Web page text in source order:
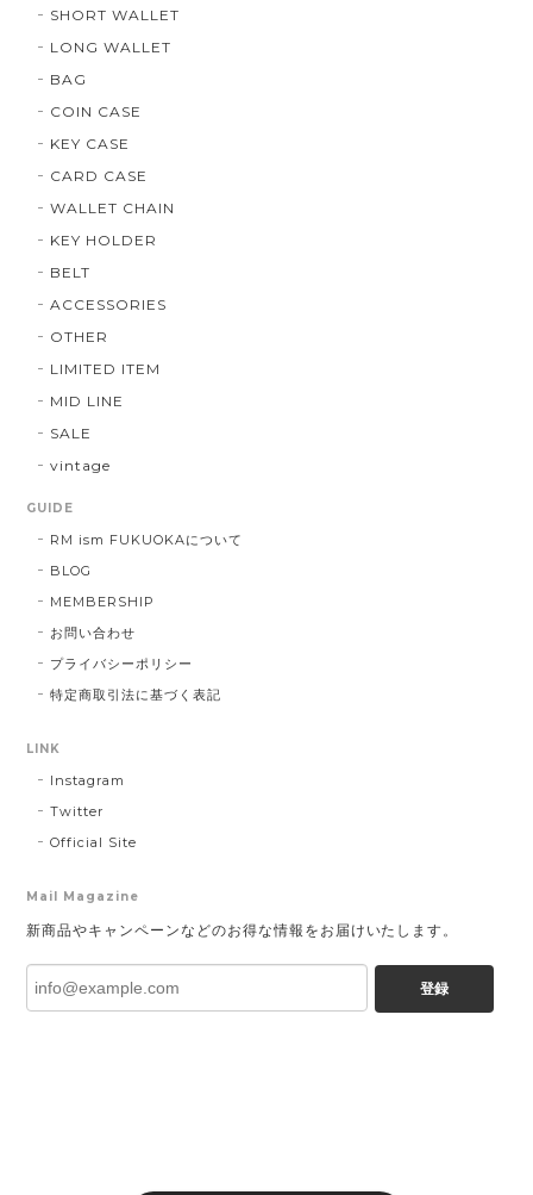
SHORT WALLET
LONG WALLET
BAG
COIN CASE
KEY CASE
CARD CASE
WALLET CHAIN
KEY HOLDER
BELT
ACCESSORIES
OTHER
LIMITED ITEM
MID LINE
SALE
vintage
GUIDE
RM ism FUKUOKAについて
BLOG
MEMBERSHIP
お問い合わせ
プライバシーポリシー
特定商取引法に基づく表記
LINK
Instagram
Twitter
Official Site
Mail Magazine
新商品やキャンペーンなどのお得な情報をお届けいたします。
登録